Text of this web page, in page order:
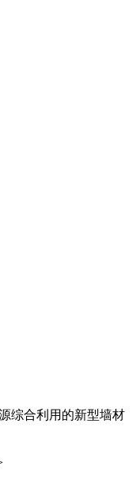
综合利用的新型墙材